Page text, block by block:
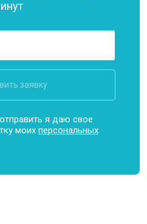
заявку
я даю свое
моихперсональных